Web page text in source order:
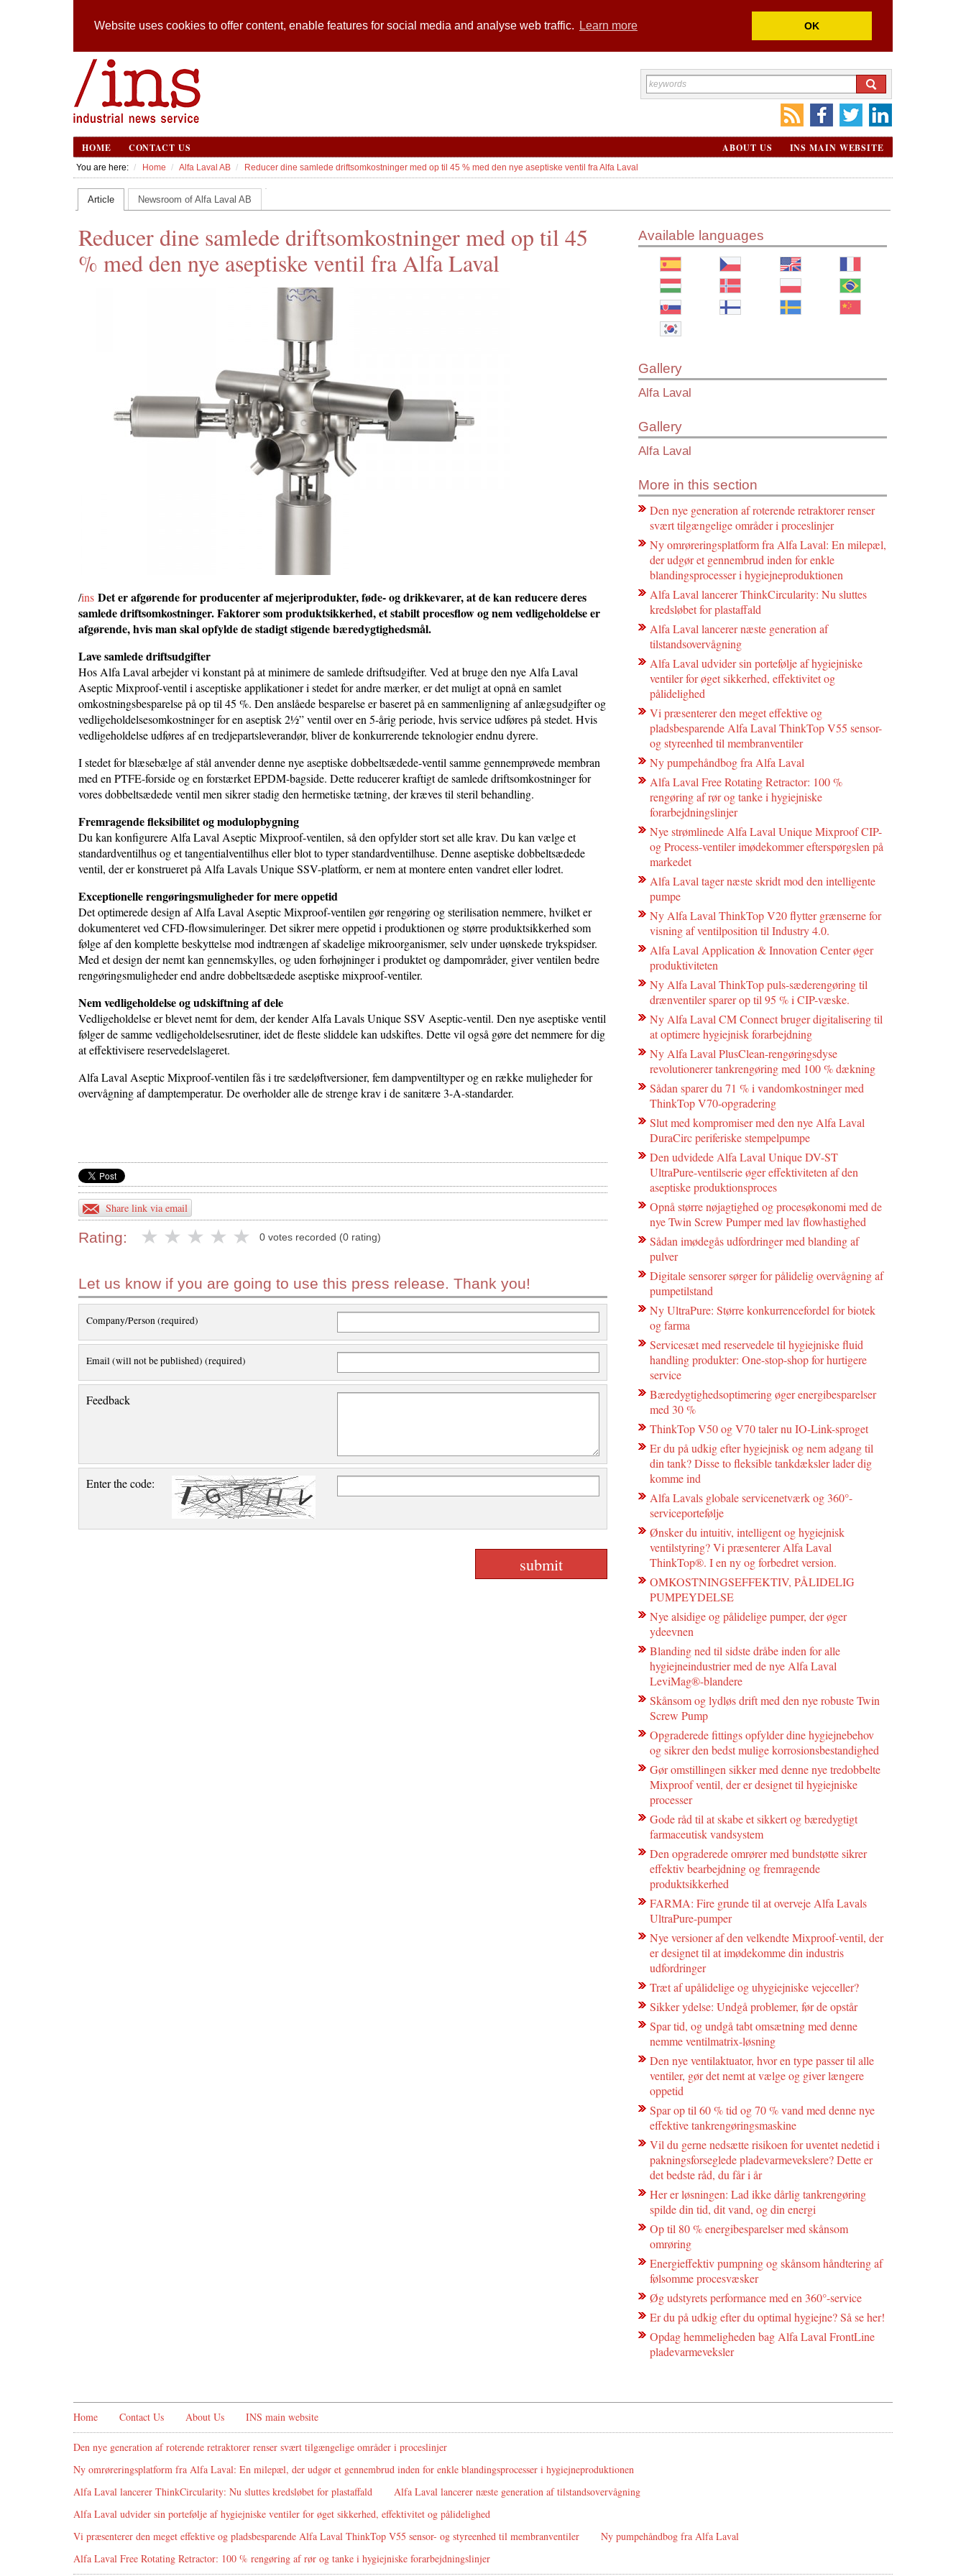
Website uses cookies to offer content, enable features for social media and analyse web traffic. Learn more OK
HOME CONTACT US INS MAIN WEBSITE
ABOUT US
You are here: Home Alfa Laval AB Reducer dine samlede driftsomkostninger med op til 45 % med den nye aseptiske ventil fra Alfa Laval
Article Newsroom of Alfa Laval AB
Reducer dine samlede driftsomkostninger med op til 45
% med den nye aseptiske ventil fra Alfa Laval
/ins Det er afgørende for producenter af mejeriprodukter, føde- og drikkevarer, at de kan reducere deres
samlede driftsomkostninger. Faktorer som produktsikkerhed, et stabilt procesflow og nem vedligeholdelse er
afgørende, hvis man skal opfylde de stadigt stigende bæredygtighedsmål.
Lave samlede driftsudgifter
Hos Alfa Laval arbejder vi konstant på at minimere de samlede driftsudgifter. Ved at bruge den nye Alfa Laval
Aseptic Mixproof-ventil i asceptiske applikationer i stedet for andre mærker, er det muligt at opnå en samlet
omkostningsbesparelse på op til 45 %. Den anslåede besparelse er baseret på en sammenligning af anlægsudgifter og
vedligeholdelsesomkostninger for en aseptisk 2½” ventil over en 5-årig periode, hvis service udføres på stedet. Hvis
vedligeholdelse udføres af en tredjepartsleverandør, bliver de konkurrerende teknologier endnu dyrere.
I stedet for blæsebælge af stål anvender denne nye aseptiske dobbeltsædede-ventil samme gennemprøvede membran
med en PTFE-forside og en forstærket EPDM-bagside. Dette reducerer kraftigt de samlede driftsomkostninger for
vores dobbeltsædede ventil men sikrer stadig den hermetiske tætning, der kræves til steril behandling.
Fremragende fleksibilitet og modulopbygning
Du kan konfigurere Alfa Laval Aseptic Mixproof-ventilen, så den opfylder stort set alle krav. Du kan vælge et
standardventilhus og et tangentialventilhus eller blot to typer standardventilhuse. Denne aseptiske dobbeltsædede
ventil, der er konstrueret på Alfa Lavals Unique SSV-platform, er nem at montere enten vandret eller lodret.
Exceptionelle rengøringsmuligheder for mere oppetid
Det optimerede design af Alfa Laval Aseptic Mixproof-ventilen gør rengøring og sterilisation nemmere, hvilket er
dokumenteret ved CFD-flowsimuleringer. Det sikrer mere oppetid i produktionen og større produktsikkerhed som
følge af den komplette beskyttelse mod indtrængen af skadelige mikroorganismer, selv under uønskede trykspidser.
Med et design der nemt kan gennemskylles, og uden forhøjninger i produktet og dampområder, giver ventilen bedre
rengøringsmuligheder end andre dobbeltsædede aseptiske mixproof-ventiler.
Nem vedligeholdelse og udskiftning af dele
Vedligeholdelse er blevet nemt for dem, der kender Alfa Lavals Unique SSV Aseptic-ventil. Den nye aseptiske ventil
følger de samme vedligeholdelsesrutiner, idet de fleste sliddele kan udskiftes. Dette vil også gøre det nemmere for dig
at effektivisere reservedelslageret.
Alfa Laval Aseptic Mixproof-ventilen fås i tre sædeløftversioner, fem dampventiltyper og en række muligheder for
overvågning af damptemperatur. De overholder alle de strenge krav i de sanitære 3-A-standarder.
Share link via email
Rating: 0 votes recorded (0 rating)
Let us know if you are going to use this press release. Thank you!
Company/Person (required)
Email (will not be published) (required)
Feedback
Enter the code:
Available languages
Gallery
Alfa Laval
Gallery
Alfa Laval
More in this section
Den nye generation af roterende retraktorer renser
svært tilgængelige områder i proceslinjer
Ny omrøreringsplatform fra Alfa Laval: En milepæl,
der udgør et gennembrud inden for enkle
blandingsprocesser i hygiejneproduktionen
Alfa Laval lancerer ThinkCircularity: Nu sluttes
kredsløbet for plastaffald
Alfa Laval lancerer næste generation af
tilstandsovervågning
Alfa Laval udvider sin portefølje af hygiejniske
ventiler for øget sikkerhed, effektivitet og
pålidelighed
Vi præsenterer den meget effektive og
pladsbesparende Alfa Laval ThinkTop V55 sensor-
og styreenhed til membranventiler
Ny pumpehåndbog fra Alfa Laval
Alfa Laval Free Rotating Retractor: 100 %
rengøring af rør og tanke i hygiejniske
forarbejdningslinjer
Nye strømlinede Alfa Laval Unique Mixproof CIP-
og Process-ventiler imødekommer efterspørgslen på
markedet
Alfa Laval tager næste skridt mod den intelligente
pumpe
Ny Alfa Laval ThinkTop V20 flytter grænserne for
visning af ventilposition til Industry 4.0.
Alfa Laval Application & Innovation Center øger
produktiviteten
Ny Alfa Laval ThinkTop puls-sæderengøring til
drænventiler sparer op til 95 % i CIP-væske.
Ny Alfa Laval CM Connect bruger digitalisering til
at optimere hygiejnisk forarbejdning
Ny Alfa Laval PlusClean-rengøringsdyse
revolutionerer tankrengøring med 100 % dækning
Sådan sparer du 71 % i vandomkostninger med
ThinkTop V70-opgradering
Slut med kompromiser med den nye Alfa Laval
DuraCirc periferiske stempelpumpe
Den udvidede Alfa Laval Unique DV-ST
UltraPure-ventilserie øger effektiviteten af den
aseptiske produktionsproces
Opnå større nøjagtighed og procesøkonomi med de
nye Twin Screw Pumper med lav flowhastighed
Sådan imødegås udfordringer med blanding af
pulver
Digitale sensorer sørger for pålidelig overvågning af
pumpetilstand
Ny UltraPure: Større konkurrencefordel for biotek
og farma
Servicesæt med reservedele til hygiejniske fluid
handling produkter: One-stop-shop for hurtigere
service
Bæredygtighedsoptimering øger energibesparelser
med 30 %
ThinkTop V50 og V70 taler nu IO-Link-sproget
Er du på udkig efter hygiejnisk og nem adgang til
din tank? Disse to fleksible tankdæksler lader dig
komme ind
Alfa Lavals globale servicenetværk og 360°-
serviceportefølje
Ønsker du intuitiv, intelligent og hygiejnisk
ventilstyring? Vi præsenterer Alfa Laval
ThinkTop®. I en ny og forbedret version.
OMKOSTNINGSEFFEKTIV, PÅLIDELIG
PUMPEYDELSE
Nye alsidige og pålidelige pumper, der øger
ydeevnen
Blanding ned til sidste dråbe inden for alle
hygiejneindustrier med de nye Alfa Laval
LeviMag®-blandere
Skånsom og lydløs drift med den nye robuste Twin
Screw Pump
Opgraderede fittings opfylder dine hygiejnebehov
og sikrer den bedst mulige korrosionsbestandighed
Gør omstillingen sikker med denne nye tredobbelte
Mixproof ventil, der er designet til hygiejniske
processer
Gode råd til at skabe et sikkert og bæredygtigt
farmaceutisk vandsystem
Den opgraderede omrører med bundstøtte sikrer
effektiv bearbejdning og fremragende
produktsikkerhed
FARMA: Fire grunde til at overveje Alfa Lavals
UltraPure-pumper
Nye versioner af den velkendte Mixproof-ventil, der
er designet til at imødekomme din industris
udfordringer
Træt af upålidelige og uhygiejniske vejeceller?
Sikker ydelse: Undgå problemer, før de opstår
Spar tid, og undgå tabt omsætning med denne
nemme ventilmatrix-løsning
Den nye ventilaktuator, hvor en type passer til alle
ventiler, gør det nemt at vælge og giver længere
oppetid
Spar op til 60 % tid og 70 % vand med denne nye
effektive tankrengøringsmaskine
Vil du gerne nedsætte risikoen for uventet nedetid i
pakningsforseglede pladevarmevekslere? Dette er
det bedste råd, du får i år
Her er løsningen: Lad ikke dårlig tankrengøring
spilde din tid, dit vand, og din energi
Op til 80 % energibesparelser med skånsom
omrøring
Energieffektiv pumpning og skånsom håndtering af
følsomme procesvæsker
Øg udstyrets performance med en 360°-service
Er du på udkig efter du optimal hygiejne? Så se her!
Opdag hemmeligheden bag Alfa Laval FrontLine
pladevarmeveksler
Home Contact Us About Us INS main website
Den nye generation af roterende retraktorer renser svært tilgængelige områder i proceslinjer
Ny omrøreringsplatform fra Alfa Laval: En milepæl, der udgør et gennembrud inden for enkle blandingsprocesser i hygiejneproduktionen
Alfa Laval lancerer ThinkCircularity: Nu sluttes kredsløbet for plastaffald
Alfa Laval lancerer næste generation af tilstandsovervågning
Alfa Laval udvider sin portefølje af hygiejniske ventiler for øget sikkerhed, effektivitet og pålidelighed
Vi præsenterer den meget effektive og pladsbesparende Alfa Laval ThinkTop V55 sensor- og styreenhed til membranventiler
Ny pumpehåndbog fra Alfa Laval
Alfa Laval Free Rotating Retractor: 100 % rengøring af rør og tanke i hygiejniske forarbejdningslinjer